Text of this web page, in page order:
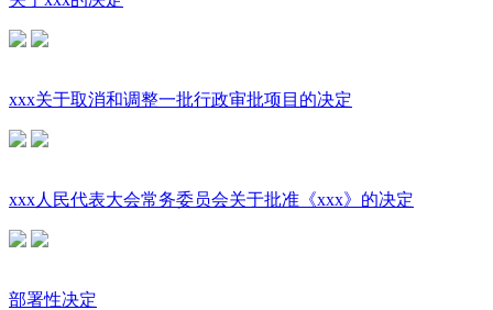
xxx关于取消和调整一批行政审批项目的决定
xxx人民代表大会常务委员会关于批准《xxx》的决定
部署性决定